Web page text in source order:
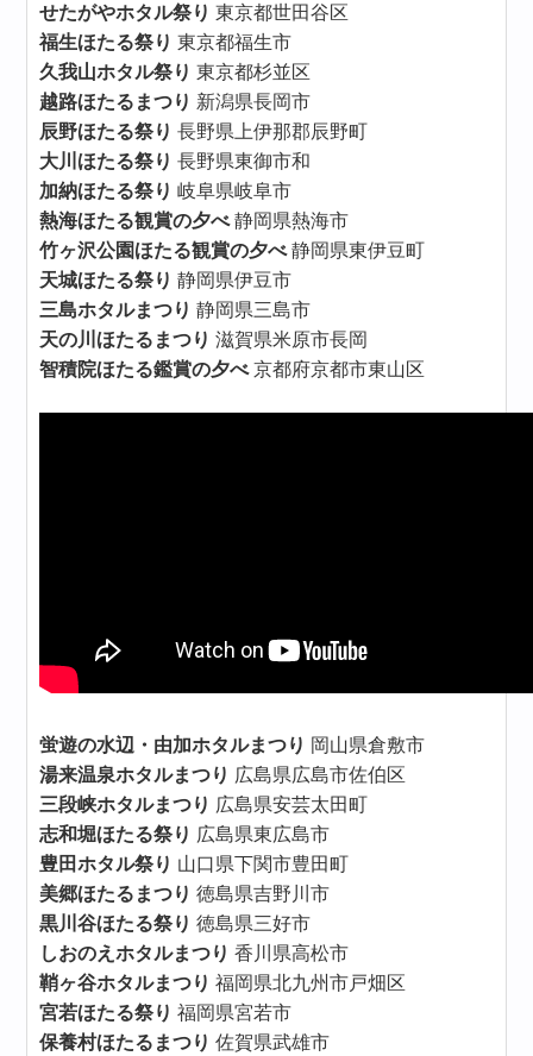
せたがやホタル祭り 東京都世田谷区
福生ほたる祭り 東京都福生市
久我山ホタル祭り 東京都杉並区
越路ほたるまつり 新潟県長岡市
辰野ほたる祭り 長野県上伊那郡辰野町
大川ほたる祭り 長野県東御市和
加納ほたる祭り 岐阜県岐阜市
熱海ほたる観賞の夕べ静岡県熱海市
竹ヶ沢公園ほたる観賞の夕べ静岡県東伊豆町
天城ほたる祭り 静岡県伊豆市
三島ホタルまつり 静岡県三島市
天の川ほたるまつり 滋賀県米原市長岡
智積院ほたる鑑賞の夕べ京都府京都市東山区
蛍遊の水辺・由加ホタルまつり 岡山県倉敷市
湯来温泉ホタルまつり 広島県広島市佐伯区
三段峡ホタルまつり 広島県安芸太田町
志和堀ほたる祭り 広島県東広島市
豊田ホタル祭り 山口県下関市豊田町
美郷ほたるまつり 徳島県吉野川市
黒川谷ほたる祭り 徳島県三好市
しおのえホタルまつり 香川県高松市
鞘ヶ谷ホタルまつり 福岡県北九州市戸畑区
宮若ほたる祭り 福岡県宮若市
保養村ほたるまつり 佐賀県武雄市